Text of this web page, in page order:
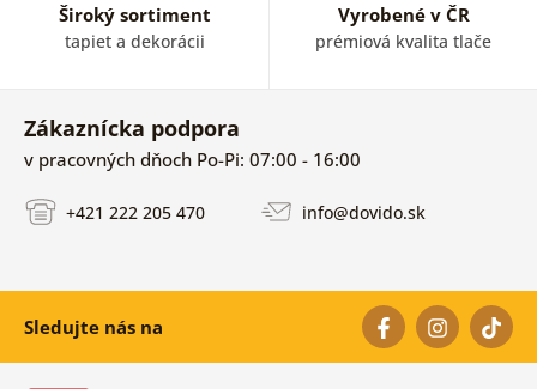
Široký sortiment
tapiet a dekorácii
Vyrobené v ČR
prémiová kvalita tlače
Zákaznícka podpora
v pracovných dňoch Po-Pi: 07:00 - 16:00
+421 222 205 470 info@dovido.sk
Sledujte nás na